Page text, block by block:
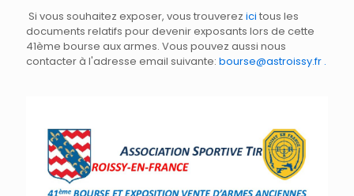
Si vous souhaitez exposer, vous trouverez ici tous les
documents relatifs pour devenir exposants lors de cette
41ème bourse aux armes. Vous pouvez aussi nous
contacter à l'adresse email suivante: bourse@astroissy.fr .